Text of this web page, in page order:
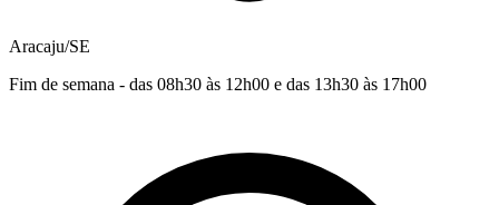
Aracaju/SE
Fim de semana - das 08h30 às 12h00 e das 13h30 às 17h00